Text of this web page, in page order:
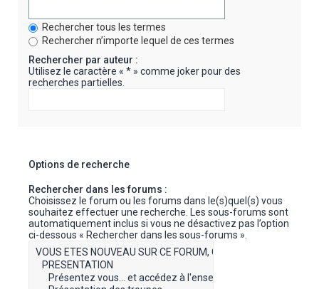
Rechercher tous les termes
Rechercher n’importe lequel de ces termes
Rechercher par auteur :
Utilisez le caractère « * » comme joker pour des
recherches partielles.
Options de recherche
Rechercher dans les forums :
Choisissez le forum ou les forums dans le(s)quel(s) vous
souhaitez effectuer une recherche. Les sous-forums sont
automatiquement inclus si vous ne désactivez pas l’option
ci-dessous « Rechercher dans les sous-forums ».